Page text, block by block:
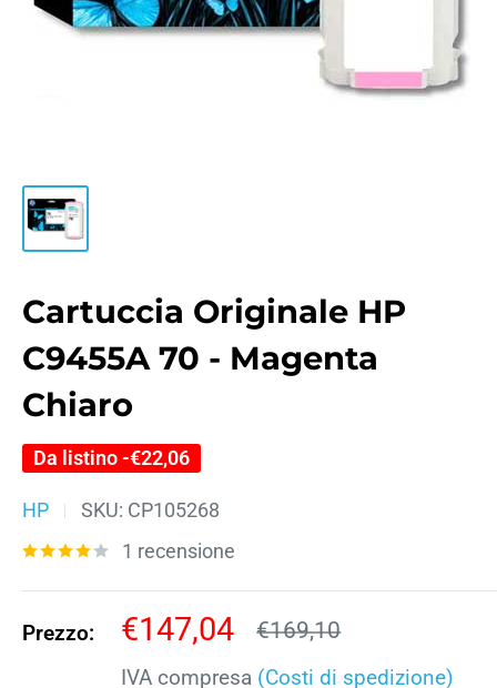
Cartuccia Originale HP
C9455A 70 - Magenta
Chiaro
Da listino -€22,06
HP SKU: CP105268
1 recensione
Prezzo:
Prezzo
scontato
€147,04 Prezzo
€169,10
IVA compresa (Costi di spedizione)